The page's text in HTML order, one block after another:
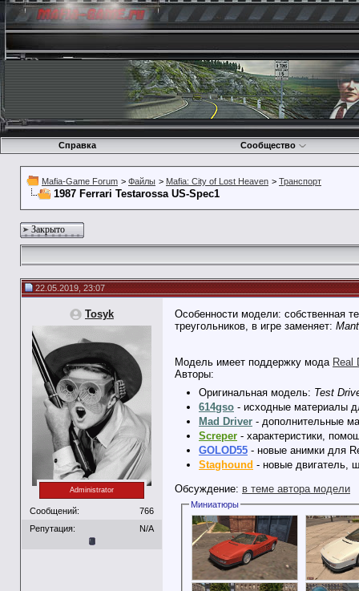
Справка Сообщество
Mafia-Game Forum > Файлы > Mafia: City of Lost Heaven > Транспорт
1987 Ferrari Testarossa US-Spec1
Закрыто
22.05.2019, 23:07
Tosyk
Administrator
Сообщений:
766
Репутация:
N/A
Особенности модели: собственная
треугольников, в игре заменяет:
Модель имеет поддержку мода Real
Авторы:
Оригинальная модель: Test
614gso - исходные материалы
Mad Driver - дополнительные
Screper - характеристики,
GOLOD55 - новые анимки для
Staghound - новые двигатель,
Обсуждение: в теме автора модели
Миниатюры